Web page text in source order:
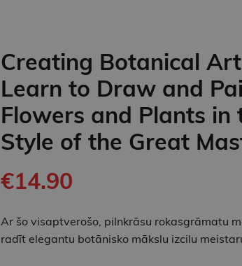
Creating Botanical
Learn to Draw and
Flowers and Plants in
Style of the Great
€14.90
Ar šo visaptverošo, pilnkrāsu rokasgrāmatu
radīt elegantu botānisko mākslu izcilu